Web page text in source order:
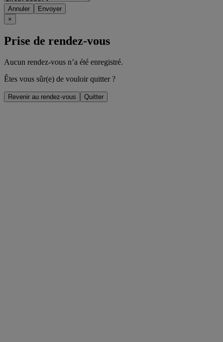
Annuler
×
Prise de rendez-vous
Aucun rendez-vous n’a été enregistré.
Êtes vous sûr(e) de vouloir quitter ?
Revenir au rendez-vous Quitter